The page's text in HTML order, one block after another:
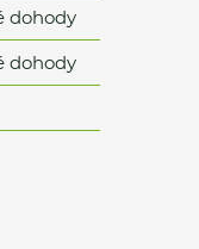
dohody
dohody